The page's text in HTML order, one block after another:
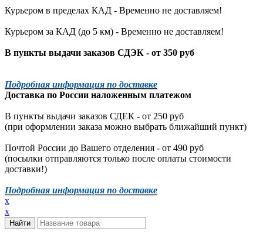
Курьером в пределах КАД - Временно не доставляем!
Курьером за КАД (до 5 км) - Временно не доставляем!
В пункты выдачи заказов СДЭК - от 350 руб
Подробная информация по доставке
Доставка по России наложенным платежом
В пункты выдачи заказов СДЕК - от 250 руб
(при оформлении заказа можно выбрать ближайший пункт)
Почтой России до Вашего отделения - от 490 руб
(посылки отправляются только после оплаты стоимости
доставки!)
Подробная информация по доставке
x
x